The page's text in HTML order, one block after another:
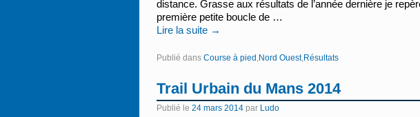
distance. Grasse aux résultats de l’année dernière je
première petite boucle de …
Lire la suite →
Publié dans Course à pied Nord Ouest, Résultats
Trail Urbain du Mans 2014
Publié le 24 mars 2014 par Ludo